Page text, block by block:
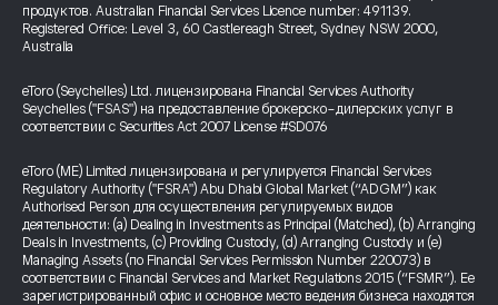
продуктов. Australian Financial Services Licence number: 491139.
Registered Office: Level 3, 60 Castlereagh Street, Sydney NSW 2000,
Australia
eToro (Seychelles) Ltd. лицензирована Financial Services Authority
Seychelles ("FSAS") на предоставление брокерско-дилерских услуг в
соответствии с Securities Act 2007 License #SD076
eToro (ME) Limited лицензирована и регулируется Financial Services
Regulatory Authority ("FSRA") Abu Dhabi Global Market (“ADGM”) как
Authorised Person для осуществления регулируемых видов
деятельности: (a) Dealing in Investments as Principal (Matched), (b) Arranging
Deals in Investments, (c) Providing Custody, (d) Arranging Custody и (e)
Managing Assets (по Financial Services Permission Number 220073) в
соответствии с Financial Services and Market Regulations 2015 (“FSMR”). Ее
зарегистрированный офис и основное место ведения бизнеса находятся